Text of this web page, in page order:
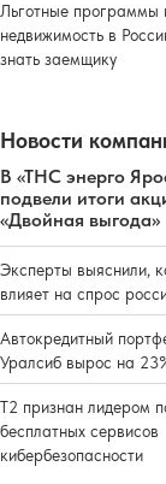
Льготные программы
недвижимость в
знать заемщику
Новости
В «ТНС энерго
подвели итоги
«Двойная выгода»
Эксперты выяснили,
влияет на спрос
Автокредитный
Уралсиб вырос на
Т2 признан лидером
бесплатных сервисов
кибербезопасности